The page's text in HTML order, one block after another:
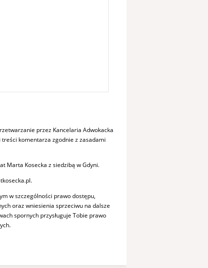
przez Kancelaria Adwokacka
komentarza zgodnie z zasadami
Marta Kosecka z siedzibą w Gdyni.
w szczególności prawo dostępu,
oraz wniesienia sprzeciwu na dalsze
spornych przysługuje Tobie prawo